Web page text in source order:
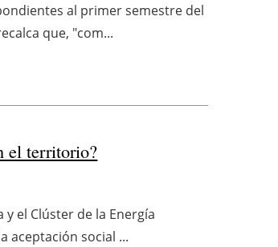
al primer semestre del
que, "com...
el territorio?
el Clúster de la Energía
aceptación social ...